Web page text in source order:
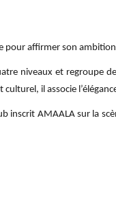
pour affirmer son
niveaux et regroupe
il associe
inscrit AMAALA sur la